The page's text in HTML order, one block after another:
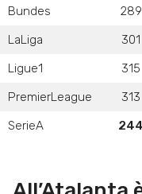
Bundes 289
LaLiga
301
Ligue1
315
PremierLeague
313
SerieA
244